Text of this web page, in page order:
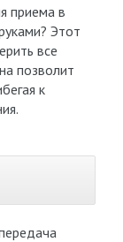
приема в
Этот
все
позволит
к